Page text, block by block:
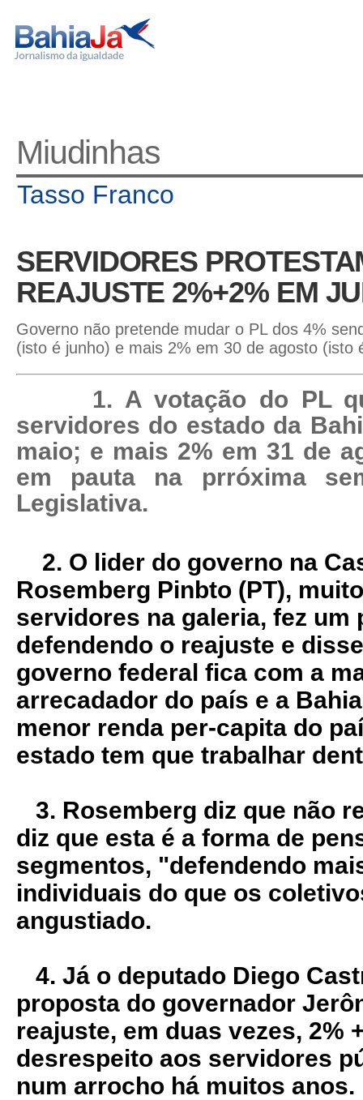
Miudinhas
Tasso Franco
SERVIDORES
REAJUSTE 2%+2% EM
Governo não pretende mudar o PL dos 4%
(isto é junho) e mais 2% em 30 de agosto (isto
1. A votação do PL
servidores do estado da
maio; e mais 2% em 31 de
em pauta na prróxima
Legislativa.
2. O lider do governo na
Rosemberg Pinbto (PT),
servidores na galeria, fez um
defendendo o reajuste e
governo federal fica com a
arrecadador do país e a
menor renda per-capita do
estado tem que trabalhar
3. Rosemberg diz que não
diz que esta é a forma de
segmentos, "defendendo
individuais do que os
angustiado.
4. Já o deputado Diego
proposta do governador
reajuste, em duas vezes, 2%
desrespeito aos servidores
num arrocho há muitos anos.